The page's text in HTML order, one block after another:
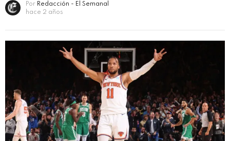
Por Redacción - El Semanal
hace 2 años